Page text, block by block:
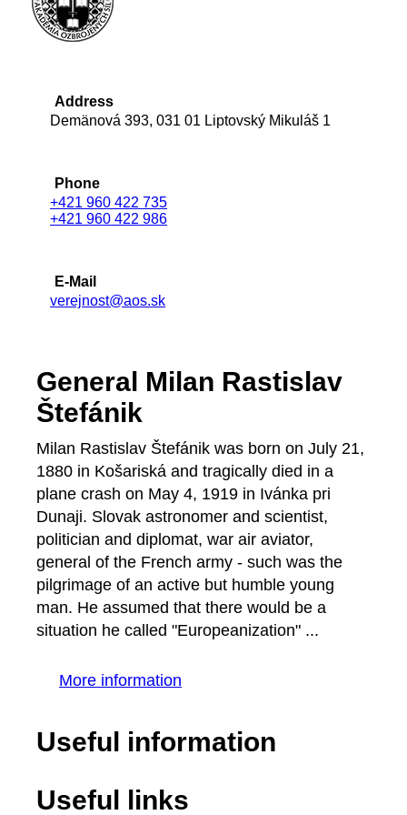
Address
Demänová 393, 031 01 Liptovský Mikuláš 1
Phone
+421 960 422 735
+421 960 422 986
E-Mail
verejnost@aos.sk
General Milan Rastislav
Štefánik
Milan Rastislav Štefánik was born on July 21,
1880 in Košariská and tragically died in a
plane crash on May 4, 1919 in Ivánka pri
Dunaji. Slovak astronomer and scientist,
politician and diplomat, war air aviator,
general of the French army - such was the
pilgrimage of an active but humble young
man. He assumed that there would be a
situation he called "Europeanization" ...
More information
Useful information
Useful links